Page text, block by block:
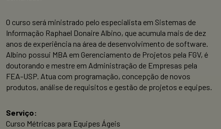
O curso será ministrado pelo especialista em Sistemas de
Informação Raphael Donaire Albino, que acumula mais de dez
anos de experiência na área de desenvolvimento de software.
Albino possui MBA em Gerenciamento de Projetos pela FGV, é
doutorando e mestre em Administração de Empresas pela
FEA-USP. Atua com programação, concepção de novos
produtos, análise de requisitos e gestão de projetos e equipes.
Serviço:
Curso Métricas para Equipes Ágeis